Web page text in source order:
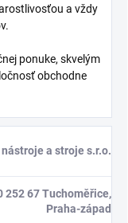
a vždy
ponuke, skvelým
obchodne
nástroje a stroje s.r.o.
252 67 Tuchoměřice,
Praha-západ